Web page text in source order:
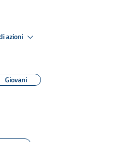
azioni
Giovani